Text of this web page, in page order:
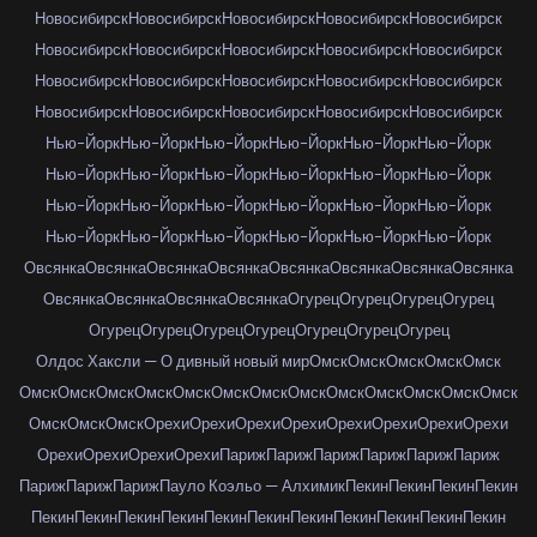
НовосибирскНовосибирскНовосибирскНовосибирскНовосибирск
НовосибирскНовосибирскНовосибирскНовосибирскНовосибирск
НовосибирскНовосибирскНовосибирскНовосибирскНовосибирск
НовосибирскНовосибирскНовосибирскНовосибирскНовосибирск
Нью-ЙоркНью-ЙоркНью-ЙоркНью-ЙоркНью-ЙоркНью-Йорк
Нью-ЙоркНью-ЙоркНью-ЙоркНью-ЙоркНью-ЙоркНью-Йорк
Нью-ЙоркНью-ЙоркНью-ЙоркНью-ЙоркНью-ЙоркНью-Йорк
Нью-ЙоркНью-ЙоркНью-ЙоркНью-ЙоркНью-ЙоркНью-Йорк
ОвсянкаОвсянкаОвсянкаОвсянкаОвсянкаОвсянкаОвсянкаОвсянка
ОвсянкаОвсянкаОвсянкаОвсянкаОгурецОгурецОгурецОгурец
ОгурецОгурецОгурецОгурецОгурецОгурецОгурец
Олдос Хаксли — О дивный новый мирОмскОмскОмскОмскОмск
ОмскОмскОмскОмскОмскОмскОмскОмскОмскОмскОмскОмскОмск
ОмскОмскОмскОрехиОрехиОрехиОрехиОрехиОрехиОрехиОрехи
ОрехиОрехиОрехиОрехиПарижПарижПарижПарижПарижПариж
ПарижПарижПарижПауло Коэльо — АлхимикПекинПекинПекинПекин
ПекинПекинПекинПекинПекинПекинПекинПекинПекинПекинПекин